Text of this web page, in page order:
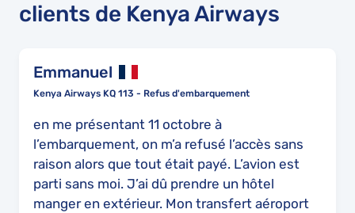
clients de Kenya Airways
Emmanuel
Kenya Airways KQ 113 - Refus d'embarquement
en me présentant 11 octobre à
l’embarquement, on m’a refusé l’accès sans
raison alors que tout était payé. L’avion est
parti sans moi. J’ai dû prendre un hôtel
manger en extérieur. Mon transfert aéroport